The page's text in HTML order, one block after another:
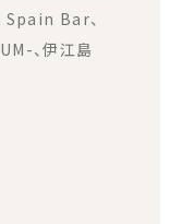
Bar、
、伊江島